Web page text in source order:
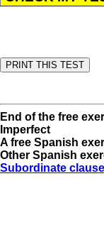
End of the free
Imperfect
A free Spanish
Other Spanish
Subordinate